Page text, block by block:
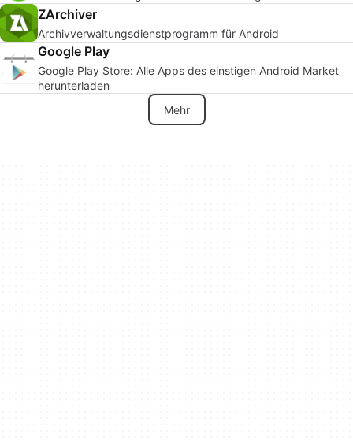
ZArchiver
Archivverwaltungsdienstprogramm für Android
Google Play
Google Play Store: Alle Apps des einstigen Android Market
herunterladen
Mehr